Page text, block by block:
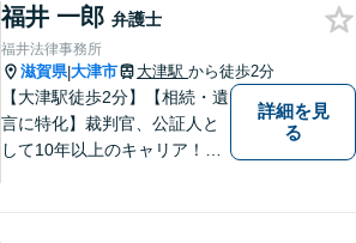
福井 一郎 弁護士
福井法律事務所
滋賀県|大津市 大津駅 から徒歩2分
【大津駅徒歩2分】【相続・遺
言に特化】裁判官、公証人と
して10年以上のキャリア！親
詳細を見
る